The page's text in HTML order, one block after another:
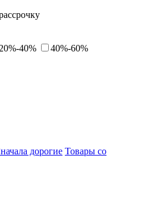
20%-40%
40%-60%
дорогие Товары со